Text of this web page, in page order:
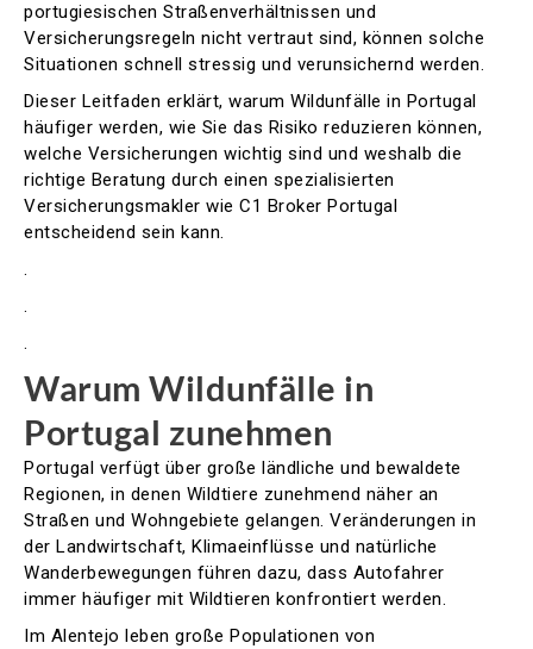
portugiesischen Straßenverhältnissen und
Versicherungsregeln nicht vertraut sind, können solche
Situationen schnell stressig und verunsichernd werden.
Dieser Leitfaden erklärt, warum Wildunfälle in Portugal
häufiger werden, wie Sie das Risiko reduzieren können,
welche Versicherungen wichtig sind und weshalb die
richtige Beratung durch einen spezialisierten
Versicherungsmakler wie C1 Broker Portugal
entscheidend sein kann.
.
.
.
Warum Wildunfälle in
Portugal zunehmen
Portugal verfügt über große ländliche und bewaldete
Regionen, in denen Wildtiere zunehmend näher an
Straßen und Wohngebiete gelangen. Veränderungen in
der Landwirtschaft, Klimaeinflüsse und natürliche
Wanderbewegungen führen dazu, dass Autofahrer
immer häufiger mit Wildtieren konfrontiert werden.
Im Alentejo leben große Populationen von